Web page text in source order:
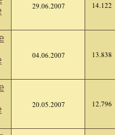
29.06.2007 14.122
04.06.2007 13.838
20.05.2007 12.796